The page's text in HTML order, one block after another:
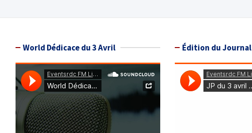
World Dédicace du 3 Avril Édition du Journal